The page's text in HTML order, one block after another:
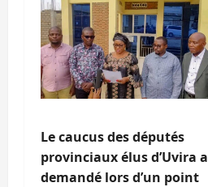
Le caucus des députés
provinciaux élus d’Uvira a
demandé lors d’un point